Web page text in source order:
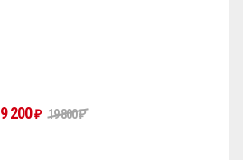
200 ₽ 19 800₽